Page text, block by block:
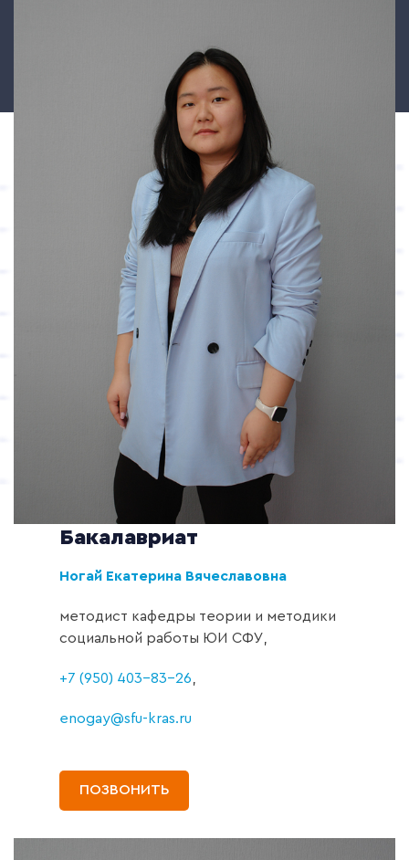
Бакалавриат
Ногай Екатерина Вячеславовна
методист кафедры теории и методики
социальной работы ЮИ СФУ,
+7 (950) 403-83-26
enogay@sfu-kras.ru
ПОЗВОНИТЬ